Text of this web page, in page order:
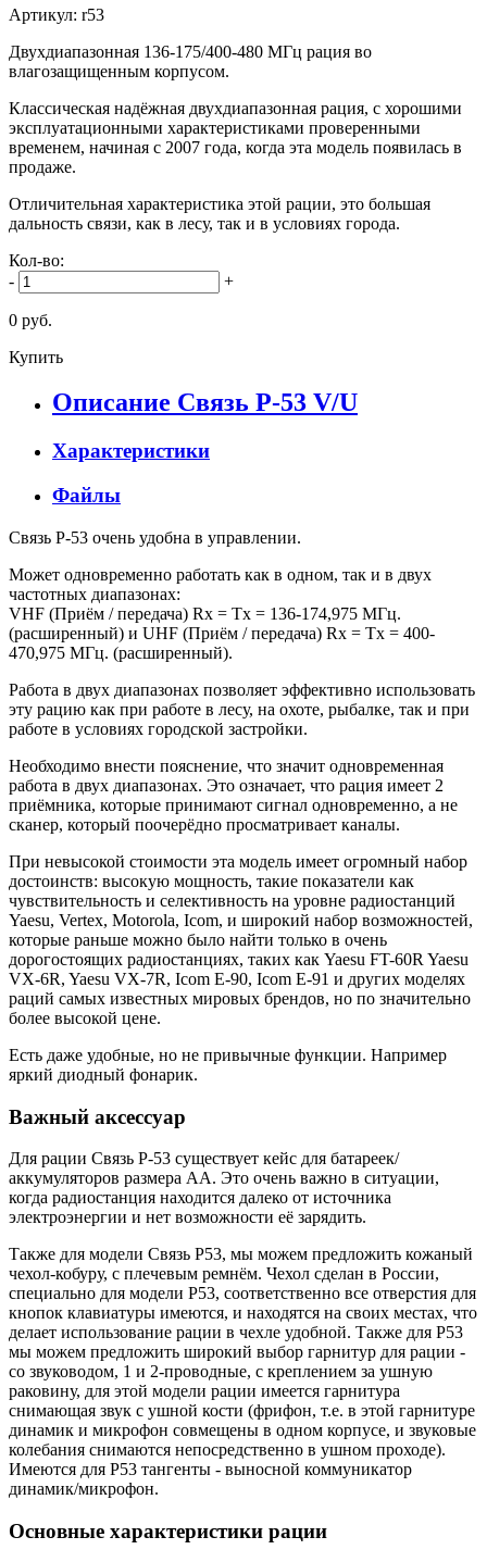
Артикул: r53
Двухдиапазонная 136-175/400-480 МГц рация во
влагозащищенным корпусом.
Классическая надёжная двухдиапазонная рация, с хорошими
эксплуатационными характеристиками проверенными
временем, начиная с 2007 года, когда эта модель появилась в
продаже.
Отличительная характеристика этой рации, это большая
дальность связи, как в лесу, так и в условиях города.
Кол-во:
-
+
0 руб.
Купить
Описание Связь Р-53 V/U
Характеристики
Файлы
Связь Р-53 очень удобна в управлении.
Может одновременно работать как в одном, так и в двух
частотных диапазонах:
VHF (Приём / передача) Rx = Tx = 136-174,975 МГц.
(расширенный) и UHF (Приём / передача) Rx = Tx = 400-
470,975 МГц. (расширенный).
Работа в двух диапазонах позволяет эффективно использовать
эту рацию как при работе в лесу, на охоте, рыбалке, так и при
работе в условиях городской застройки.
Необходимо внести пояснение, что значит одновременная
работа в двух диапазонах. Это означает, что рация имеет 2
приёмника, которые принимают сигнал одновременно, а не
сканер, который поочерёдно просматривает каналы.
При невысокой стоимости эта модель имеет огромный набор
достоинств: высокую мощность, такие показатели как
чувствительность и селективность на уровне радиостанций
Yaesu, Vertex, Motorola, Icom, и широкий набор возможностей,
которые раньше можно было найти только в очень
дорогостоящих радиостанциях, таких как Yaesu FT-60R Yaesu
VX-6R, Yaesu VX-7R, Icom E-90, Icom E-91 и других моделях
раций самых известных мировых брендов, но по значительно
более высокой цене.
Есть даже удобные, но не привычные функции. Например
яркий диодный фонарик.
Важный аксессуар
Для рации Связь Р-53 существует кейс для батареек/
аккумуляторов размера АА. Это очень важно в ситуации,
когда радиостанция находится далеко от источника
электроэнергии и нет возможности её зарядить.
Также для модели Связь Р53, мы можем предложить кожаный
чехол-кобуру, с плечевым ремнём. Чехол сделан в России,
специально для модели Р53, соответственно все отверстия для
кнопок клавиатуры имеются, и находятся на своих местах, что
делает использование рации в чехле удобной. Также для Р53
мы можем предложить широкий выбор гарнитур для рации -
со звуководом, 1 и 2-проводные, с креплением за ушную
раковину, для этой модели рации имеется гарнитура
снимающая звук с ушной кости (фрифон, т.е. в этой гарнитуре
динамик и микрофон совмещены в одном корпусе, и звуковые
колебания снимаются непосредственно в ушном проходе).
Имеются для Р53 тангенты - выносной коммуникатор
динамик/микрофон.
Основные характеристики рации